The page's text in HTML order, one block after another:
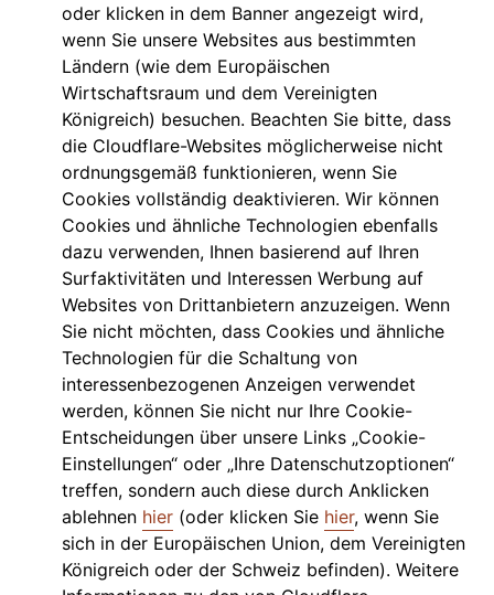
oder klicken in dem Banner angezeigt wird,
wenn Sie unsere Websites aus bestimmten
Ländern (wie dem Europäischen
Wirtschaftsraum und dem Vereinigten
Königreich) besuchen. Beachten Sie bitte, dass
die Cloudflare-Websites möglicherweise nicht
ordnungsgemäß funktionieren, wenn Sie
Cookies vollständig deaktivieren. Wir können
Cookies und ähnliche Technologien ebenfalls
dazu verwenden, Ihnen basierend auf Ihren
Surfaktivitäten und Interessen Werbung auf
Websites von Drittanbietern anzuzeigen. Wenn
Sie nicht möchten, dass Cookies und ähnliche
Technologien für die Schaltung von
interessenbezogenen Anzeigen verwendet
werden, können Sie nicht nur Ihre Cookie-
Entscheidungen über unsere Links „Cookie-
Einstellungen“ oder „Ihre Datenschutzoptionen“
treffen, sondern auch diese durch Anklicken
ablehnen hier (oder klicken Sie hier, wenn Sie
sich in der Europäischen Union, dem Vereinigten
Königreich oder der Schweiz befinden). Weitere